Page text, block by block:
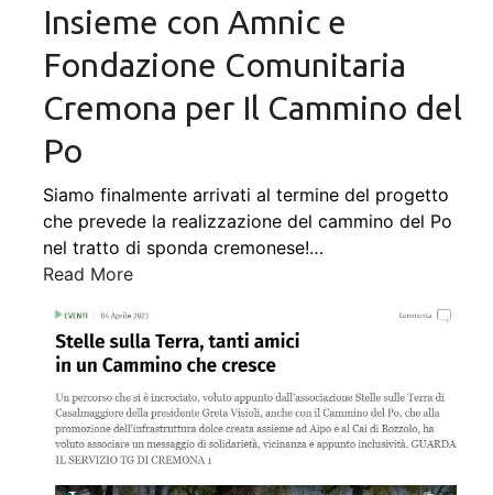
Insieme con Amnic e
Fondazione Comunitaria
Cremona per Il Cammino del
Po
Siamo finalmente arrivati al termine del progetto
che prevede la realizzazione del cammino del Po
nel tratto di sponda cremonese!…
Read More